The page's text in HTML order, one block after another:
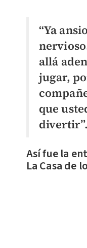
“Ya
allá
jugar,
que
divertir”.
Así fue la
La Casa de